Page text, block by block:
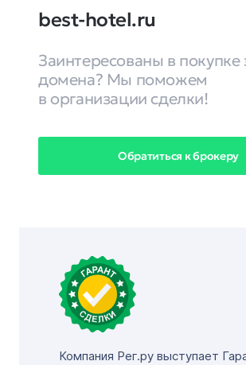
best-hotel.ru
Заинтересованы в покупке
домена? Мы поможем
в организации сделки!
Обратиться к брокеру
Компания Рег.ру выступает